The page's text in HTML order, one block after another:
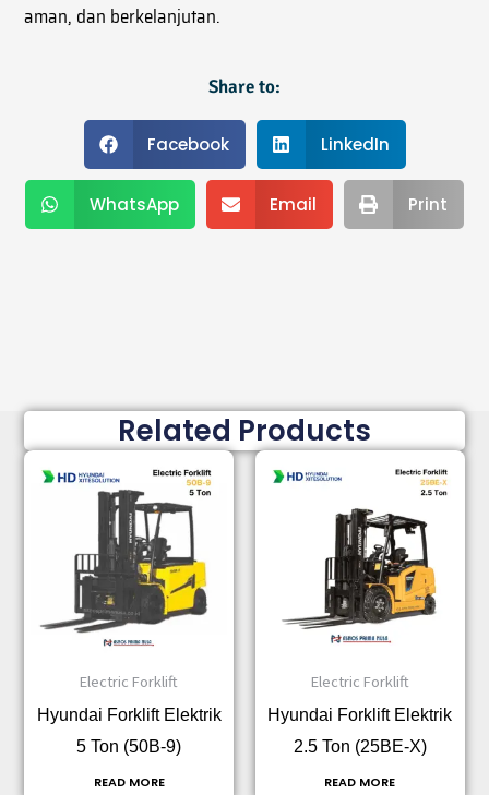
aman, dan berkelanjutan.
Share to:
Facebook LinkedIn
WhatsApp Email Print
Related Products
Electric Forklift
Hyundai Forklift Elektrik
5 Ton (50B-9)
READ MORE
Electric Forklift
Hyundai Forklift Elektrik
2.5 Ton (25BE-X)
READ MORE